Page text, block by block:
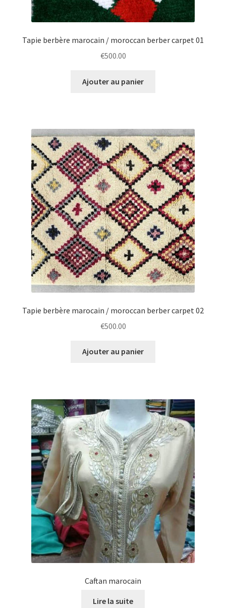
Tapie berbère marocain / moroccan berber carpet 01
€500.00
Ajouter au panier
Tapie berbère marocain / moroccan berber carpet 02
€500.00
Ajouter au panier
Caftan marocain
Lire la suite